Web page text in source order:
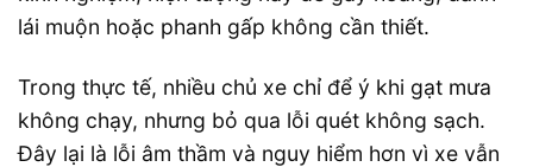
lái muộn hoặc phanh gấp không cần thiết.
Trong thực tế, nhiều chủ xe chỉ để ý khi gạt mưa
không chạy, nhưng bỏ qua lỗi quét không sạch.
Đây lại là lỗi âm thầm và nguy hiểm hơn vì xe vẫn